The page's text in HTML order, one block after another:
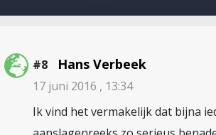
#8 Hans Verbeek
17 juni 2016 , 13:34
Ik vind het vermakelijk dat bijna